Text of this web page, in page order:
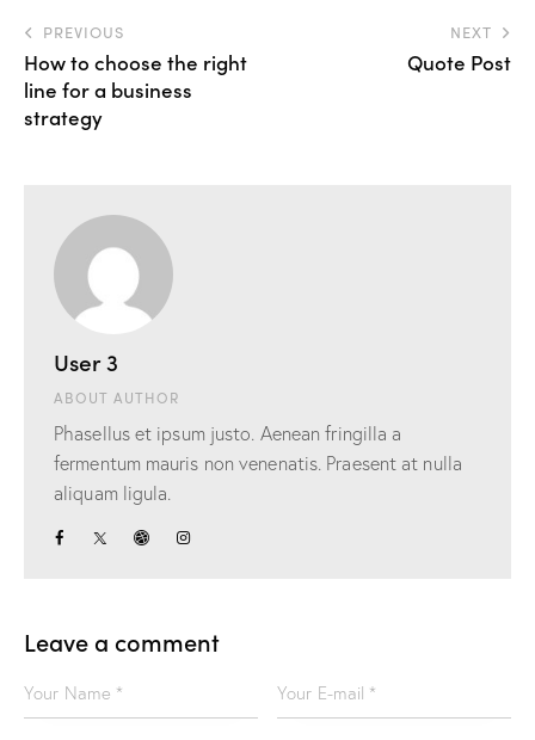
PREVIOUS
How to choose the right
line for a business
strategy
NEXT
Quote Post
User 3
ABOUT AUTHOR
Phasellus et ipsum justo. Aenean fringilla a
fermentum mauris non venenatis. Praesent at nulla
aliquam ligula.
Leave a comment